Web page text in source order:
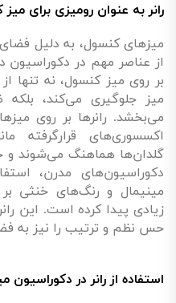
رانر به عنوان رومیزی برای
میزهای کنسول، به دلیل
از عناصر مهم در دکوراسیون
بر روی میز کنسول، نه تنها
میز جلوگیری می‌کند،
می‌بخشد. رانرها بر روی
اکسسوری‌های قرارگرفته
گلدان‌ها هماهنگ می‌شوند و
دکوراسیون‌های مدرن،
مینیمال و رنگ‌های خنثی
زیادی پیدا کرده است. این
حس نظم و ترتیب را نیز به
استفاده از رانر در